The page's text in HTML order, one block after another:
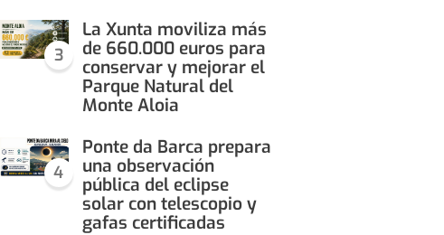
3
La Xunta moviliza más
de 660.000 euros para
conservar y mejorar el
Parque Natural del
Monte Aloia
4
Ponte da Barca prepara
una observación
pública del eclipse
solar con telescopio y
gafas certificadas